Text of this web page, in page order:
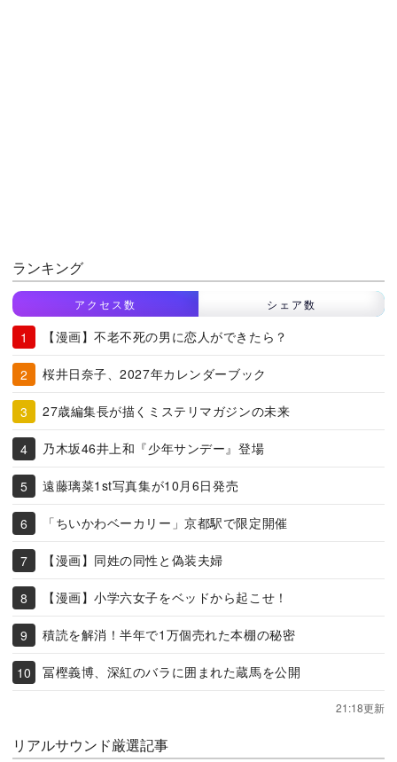
ランキング
アクセス数 シェア数
【漫画】不老不死の男に恋人ができたら？
桜井日奈子、2027年カレンダーブック
27歳編集長が描くミステリマガジンの未来
乃木坂46井上和『少年サンデー』登場
遠藤璃菜1st写真集が10月6日発売
「ちいかわベーカリー」京都駅で限定開催
【漫画】同姓の同性と偽装夫婦
【漫画】小学六女子をベッドから起こせ！
積読を解消！半年で1万個売れた本棚の秘密
冨樫義博、深紅のバラに囲まれた蔵馬を公開
21:18更新
リアルサウンド厳選記事